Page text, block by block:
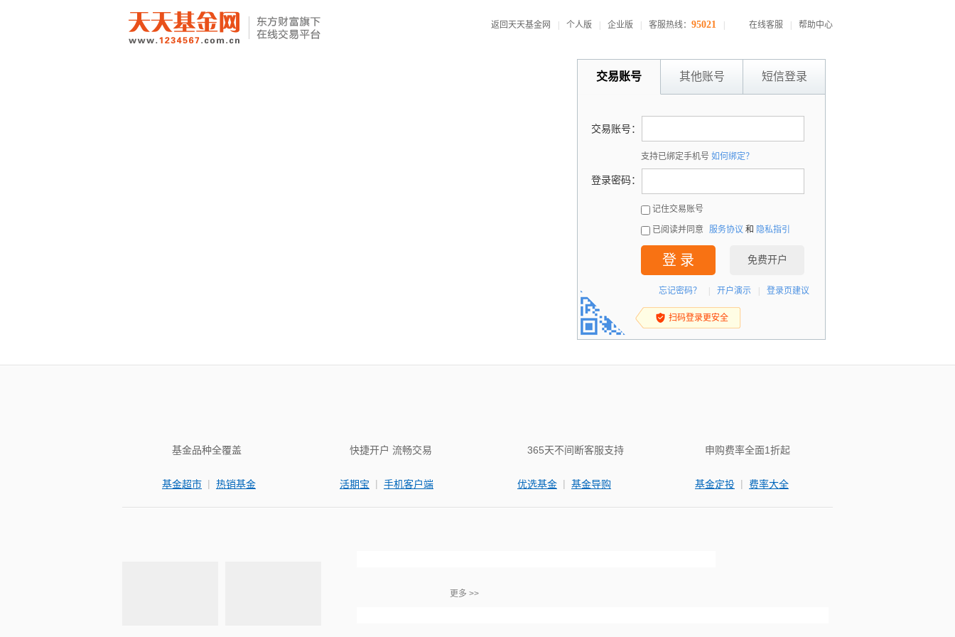
返回天天基金网 个人版 企业版 客服热线： 95021 在线客服 帮助中心
交易账号 其他账号 短信登录
交易账号：
支持已绑定手机号 如何绑定？
登录密码：
记住交易账号
已阅读并同意 服务协议 和 隐私指引
登 录 免费开户
忘记密码？ 开户演示 登录页建议
扫码登录更安全
基金品种全覆盖
基金超市 | 热销基金
快捷开户 流畅交易
活期宝 | 手机客户端
365天不间断客服支持
优选基金 | 基金导购
申购费率全面1折起
基金定投 | 费率大全
更多 >>